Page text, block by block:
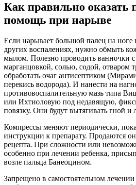
Как правильно оказать
помощь при нарыве
Если нарывает большой палец на ноге
других воспалениях, нужно обмыть
мылом. Полезно проводить ванночки с
марганцовкой, солью, содой, отваром
обработать очаг антисептиком
перекись водорода). И нанести на
противовоспалительную мазь типа
или Ихтиоловую под недавящую,
повязку. Они будут вытягивать гной и
Компрессы меняют периодически,
инструкции к препарату. Продаются
рецепта. При сложности или
особенно при лечении ребенка,
возле пальца Банеоцином.
Запрещено в самостоятельном